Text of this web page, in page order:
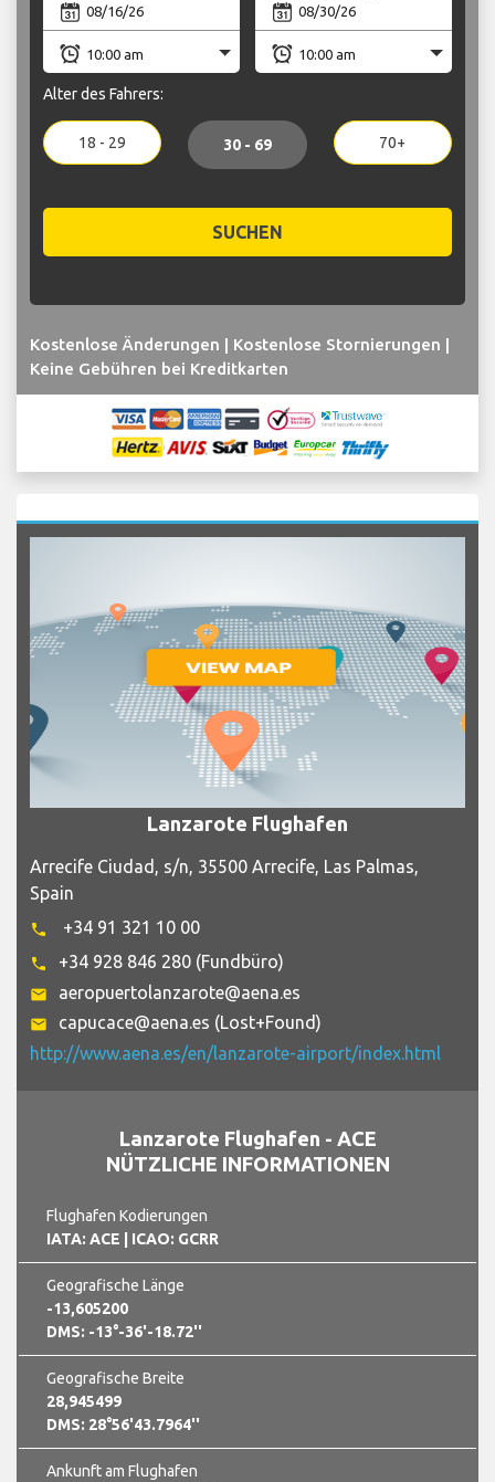
Alter des Fahrers:
18 - 29 30 - 69 70+
SUCHEN
Kostenlose Änderungen | Kostenlose Stornierungen |
Keine Gebühren bei Kreditkarten
Lanzarote Flughafen
Arrecife Ciudad, s/n, 35500 Arrecife, Las Palmas,
Spain
phone +34 91 321 10 00
phone +34 928 846 280 (Fundbüro)
email aeropuertolanzarote@aena.es
email
capucace@aena.es (Lost+Found)
http://www.aena.es/en/lanzarote-airport/index.html
Lanzarote Flughafen - ACE
NÜTZLICHE INFORMATIONEN
Flughafen Kodierungen
IATA: ACE
| ICAO: GCRR
Geografische Länge
-13,605200
DMS: -13°-36'-18.72''
Geografische Breite
28,945499
DMS: 28°56'43.7964''
Ankunft am Flughafen